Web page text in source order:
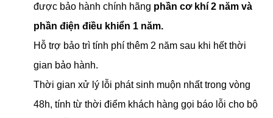
được bảo hành chính hãng phần cơ khí 2 năm và
phần điện điều khiển 1 năm.
Hỗ trợ bảo trì tính phí thêm 2 năm sau khi hết thời
gian bảo hành.
Thời gian xử lý lỗi phát sinh muộn nhất trong vòng
48h, tính từ thời điểm khách hàng gọi báo lỗi cho bộ